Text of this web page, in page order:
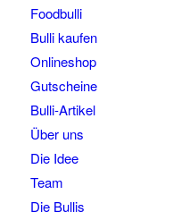
Foodbulli
Bulli kaufen
Onlineshop
Gutscheine
Bulli-Artikel
Über uns
Die Idee
Team
Die Bullis